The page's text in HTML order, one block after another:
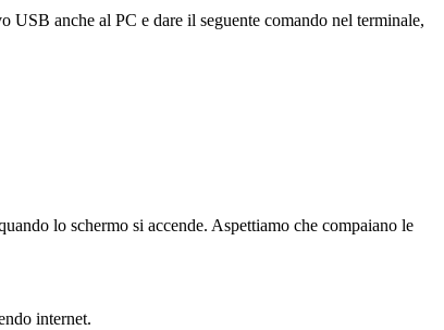
anche al PC e dare il seguente comando nel terminale,
lo schermo si accende. Aspettiamo che compaiano le
internet.